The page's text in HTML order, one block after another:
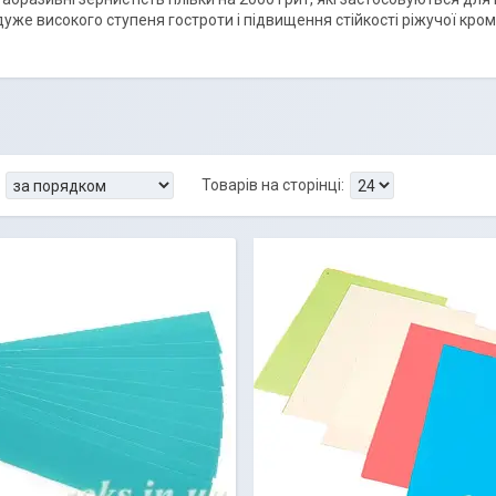
високого ступеня гостроти і підвищення стійкості ріжучої